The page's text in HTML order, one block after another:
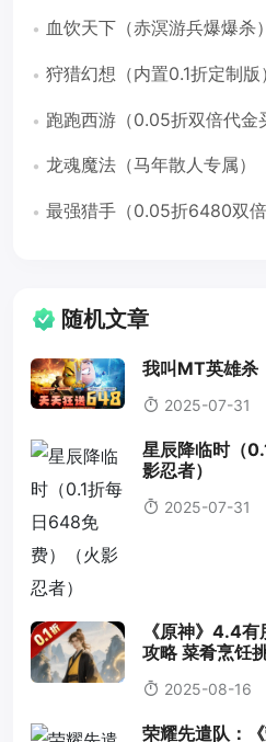
血饮天下（赤溟游兵爆爆杀）
狩猎幻想（内置0.1折定制版）
跑跑西游（0.05折双倍代金
龙魂魔法（马年散人专属）
最强猎手（0.05折6480双倍
随机文章
我叫MT英雄杀
2025-07-31
星辰降临时（
影忍者）
2025-07-31
《原神》4.4
攻略 菜肴烹饪
2025-08-16
荣耀先遣队：